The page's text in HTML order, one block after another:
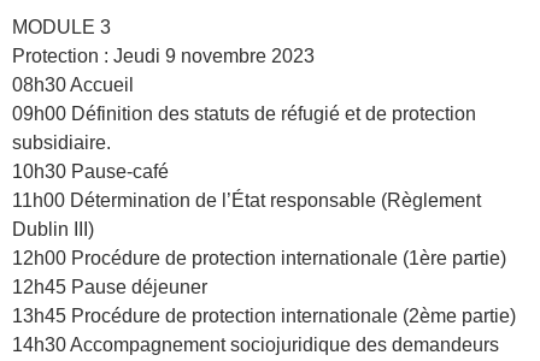
MODULE 3
Protection : Jeudi 9 novembre 2023
08h30 Accueil
09h00 Définition des statuts de réfugié et de protection
subsidiaire.
10h30 Pause-café
11h00 Détermination de l’État responsable (Règlement
Dublin III)
12h00 Procédure de protection internationale (1ère partie)
12h45 Pause déjeuner
13h45 Procédure de protection internationale (2ème partie)
14h30 Accompagnement sociojuridique des demandeurs